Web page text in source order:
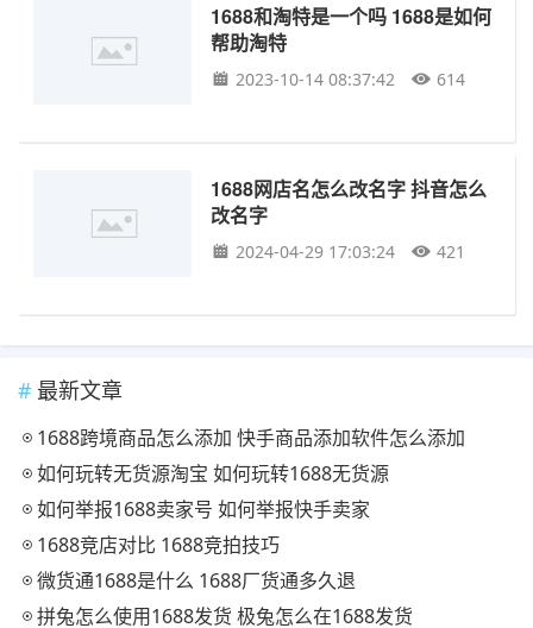
1688和淘特是一个吗 1688是如何
帮助淘特
2023-10-14 08:37:42 614
1688网店名怎么改名字 抖音怎么
改名字
2024-04-29 17:03:24 421
最新文章
1688跨境商品怎么添加 快手商品添加软件怎么添加
如何玩转无货源淘宝 如何玩转1688无货源
如何举报1688卖家号 如何举报快手卖家
1688竞店对比 1688竞拍技巧
微货通1688是什么 1688厂货通多久退
拼兔怎么使用1688发货 极兔怎么在1688发货